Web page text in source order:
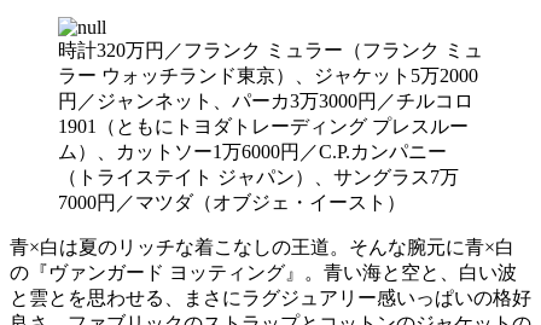
時計320万円／フランク ミュラー（フランク ミュ
ラー ウォッチランド東京）、ジャケット5万2000
円／ジャンネット、パーカ3万3000円／チルコロ
1901（ともにトヨダトレーディング プレスルー
ム）、カットソー1万6000円／C.P.カンパニー
（トライステイト ジャパン）、サングラス7万
7000円／マツダ（オブジェ・イースト）
青×白は夏のリッチな着こなしの王道。そんな腕元に青×白
の『ヴァンガード ヨッティング』。青い海と空と、白い波
と雲とを思わせる、まさにラグジュアリー感いっぱいの格好